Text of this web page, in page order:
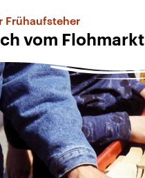
Frühaufsteher
vom Flohmarkt